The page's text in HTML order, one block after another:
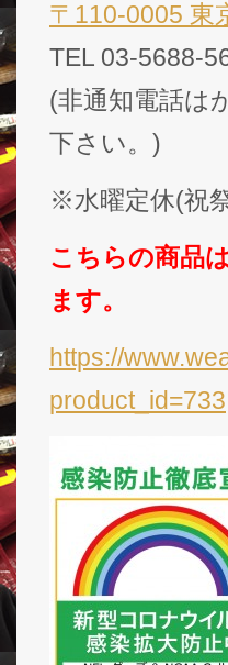
〒110-0005 東
TEL 03-5688-
(非通知電話は
下さい。)
※水曜定休(祝
こちらの商品
ます。
https://
product_id=733